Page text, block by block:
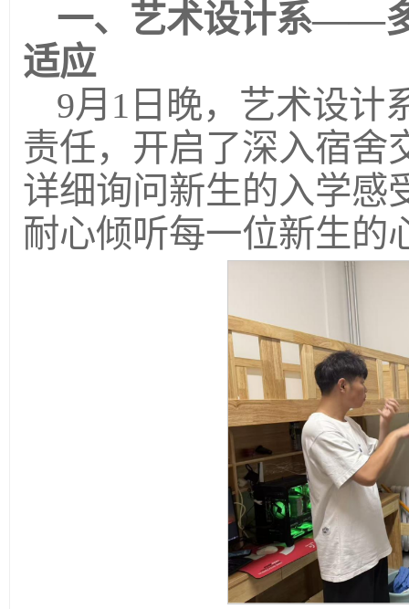
一、 艺术设计系——
适应
9月1日晚，艺术设计
责任，开启了深入宿舍
详细询问新生的入学感
耐心倾听每一位新生的